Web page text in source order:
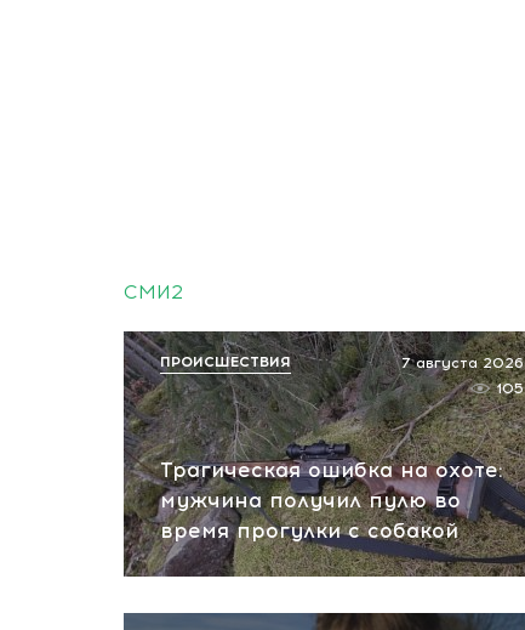
СМИ2
Трагическая ошибка на охоте:
мужчина получил пулю во
время прогулки с собакой
7 августа 2026
105
ПРОИСШЕСТВИЯ